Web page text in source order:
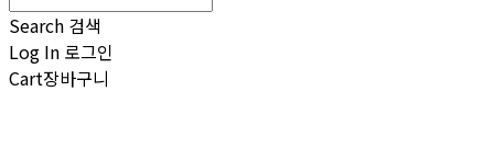
Search 검색
Log In 로그인
Cart장바구니